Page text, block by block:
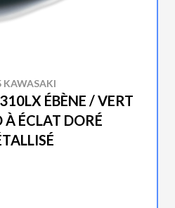
KAWASAKI
ÉBÈNE / VERT
À ÉCLAT DORÉ